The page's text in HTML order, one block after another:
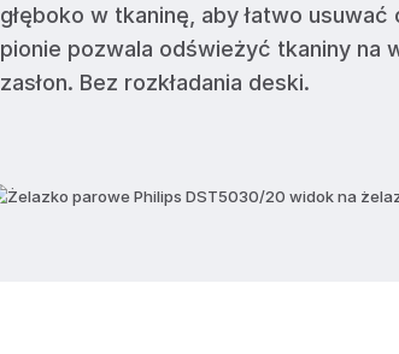
głęboko w tkaninę, aby łatwo
pionie pozwala odświeżyć tkaniny na
zasłon. Bez rozkładania deski.